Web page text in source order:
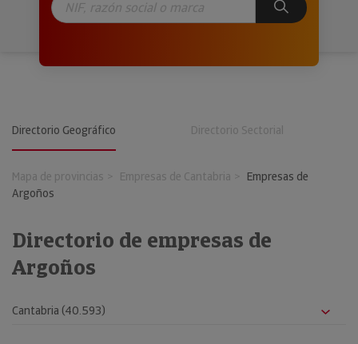
Directorio Geográfico Directorio Sectorial
Mapa de provincias Empresas de Cantabria
Empresas de
Argoños
Directorio de empresas de
Argoños